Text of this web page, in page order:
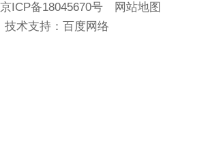
京ICP备18045670号
网站地图
技术支持：百度网络